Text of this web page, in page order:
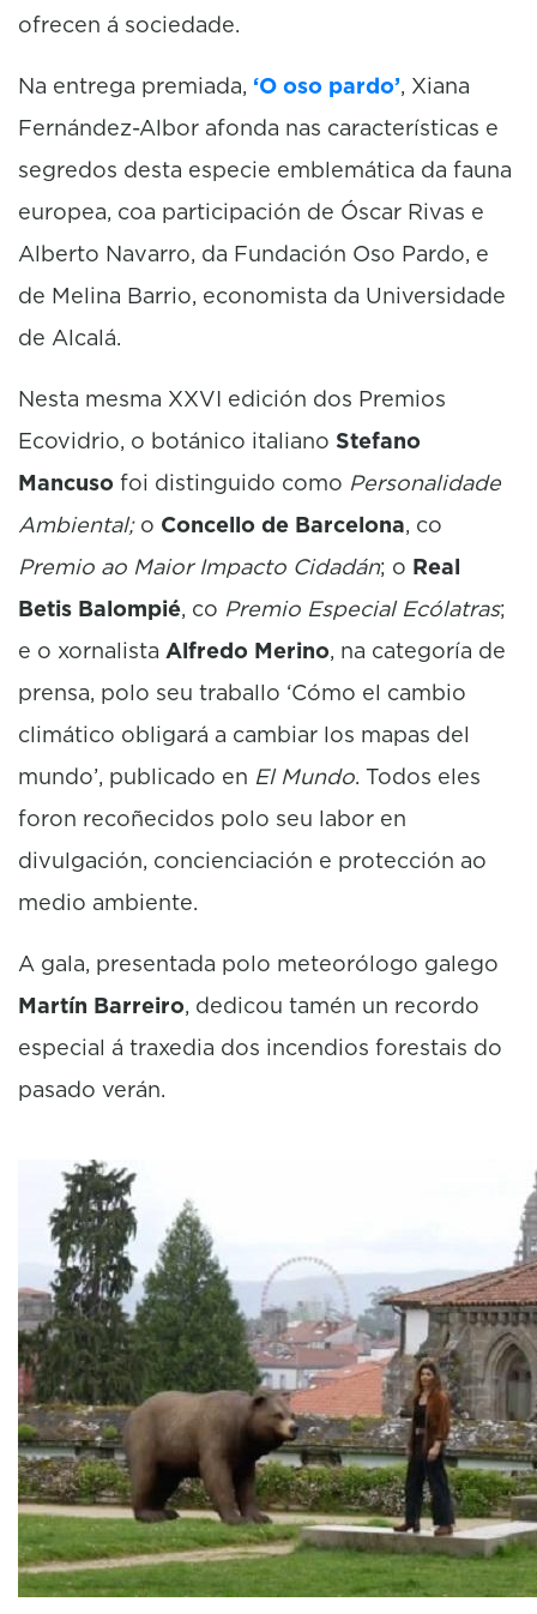
ofrecen á sociedade.
Na entrega premiada, ‘O oso pardo’, Xiana
Fernández-Albor afonda nas características e
segredos desta especie emblemática da fauna
europea, coa participación de Óscar Rivas e
Alberto Navarro, da Fundación Oso Pardo, e
de Melina Barrio, economista da Universidade
de Alcalá.
Nesta mesma XXVI edición dos Premios
Ecovidrio, o botánico italiano Stefano
Mancuso foi distinguido como Personalidade
Ambiental;o Concello de Barcelona, co
Premio ao Maior Impacto Cidadán; o Real
Betis Balompié, co Premio Especial Ecólatras;
e o xornalista Alfredo Merino, na categoría de
prensa, polo seu traballo ‘Cómo el cambio
climático obligará a cambiar los mapas del
mundo’, publicado en El Mundo. Todos eles
foron recoñecidos polo seu labor en
divulgación, concienciación e protección ao
medio ambiente.
A gala, presentada polo meteorólogo galego
Martín Barreiro, dedicou tamén un recordo
especial á traxedia dos incendios forestais do
pasado verán.